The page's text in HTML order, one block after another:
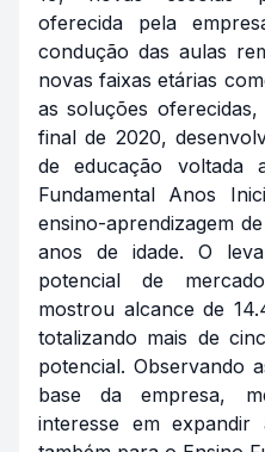
oferecida pela
condução das aulas
novas faixas etárias
as soluções
final de 2020,
de educação voltada
Fundamental Anos
ensino-aprendizagem
anos de idade. O
potencial de
mostrou alcance de
totalizando mais de
potencial. Observando
base da empresa,
interesse em